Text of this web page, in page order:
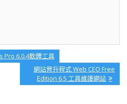
Pro 6.0.4軟體工具
Next
Post:
網站晉升程式 Web CEO Free
Edition 6.5 工具維護網站